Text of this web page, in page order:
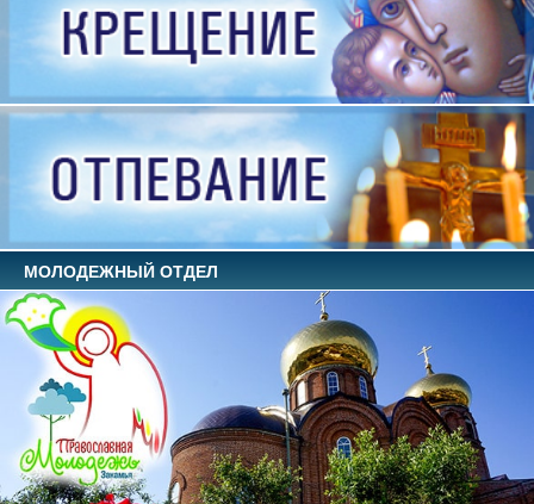
МОЛОДЕЖНЫЙ ОТДЕЛ